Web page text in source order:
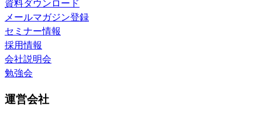
資料ダウンロード
メールマガジン登録
セミナー情報
採用情報
会社説明会
勉強会
運営会社